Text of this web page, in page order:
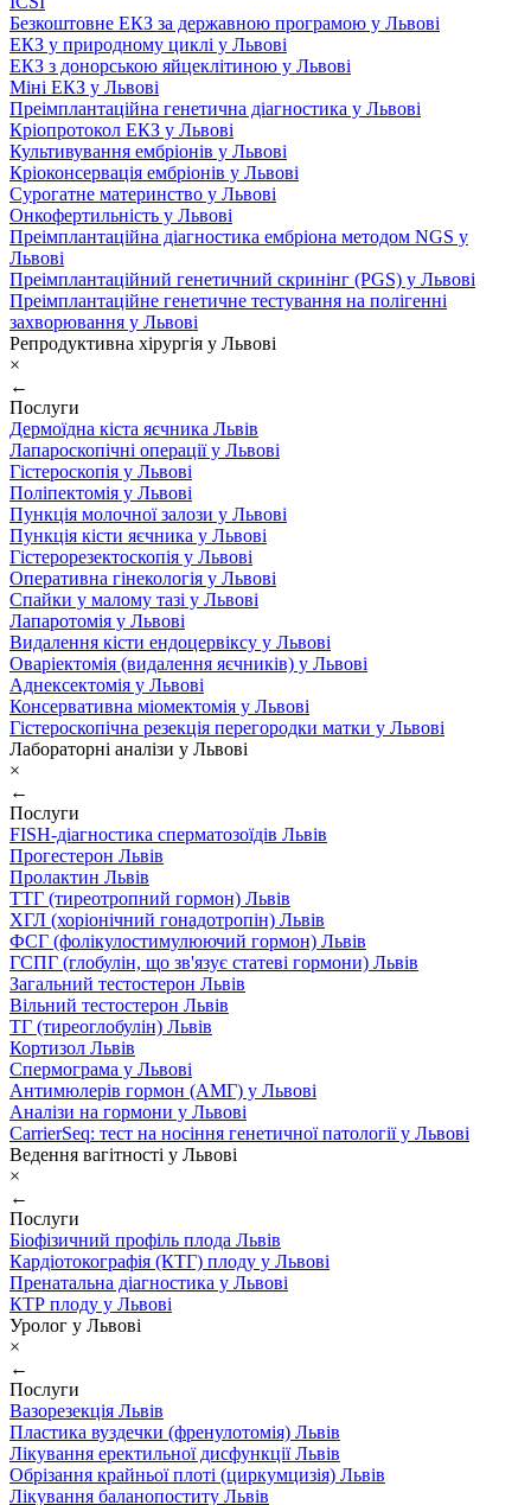
Безкоштовне ЕКЗ за державною програмою у Львові
ЕКЗ у природному циклі у Львові
ЕКЗ з донорською яйцеклітиною у Львові
Міні ЕКЗ у Львові
Преімплантаційна генетична діагностика у Львові
Кріопротокол ЕКЗ у Львові
Культивування ембріонів у Львові
Кріоконсервація ембріонів у Львові
Сурогатне материнство у Львові
Онкофертильність у Львові
Преімплантаційна діагностика ембріона методом NGS у
Львові
Преімплантаційний генетичний скринінг (PGS) у Львові
Преімплантаційне генетичне тестування на полігенні
захворювання у Львові
Репродуктивна хірургія у Львові
×
←
Послуги
Дермоїдна кіста яєчника Львів
Лапароскопічні операції у Львові
Гістероскопія у Львові
Поліпектомія у Львові
Пункція молочної залози у Львові
Пункція кісти яєчника у Львові
Гістерорезектоскопія у Львові
Оперативна гінекологія у Львові
Спайки у малому тазі у Львові
Лапаротомія у Львові
Видалення кісти ендоцервіксу у Львові
Оваріектомія (видалення яєчників) у Львові
Аднексектомія у Львові
Консервативна міомектомія у Львові
Гістероскопічна резекція перегородки матки у Львові
Лабораторні аналізи у Львові
×
←
Послуги
FISH-діагностика сперматозоїдів Львів
Прогестерон Львів
Пролактин Львів
ТТГ (тиреотропний гормон) Львів
ХГЛ (хоріонічний гонадотропін) Львів
ФСГ (фолікулостимулюючий гормон) Львів
ГСПГ (глобулін, що зв'язує статеві гормони) Львів
Загальний тестостерон Львів
Вільний тестостерон Львів
ТГ (тиреоглобулін) Львів
Кортизол Львів
Спермограма у Львові
Антимюлерів гормон (АМГ) у Львові
Аналізи на гормони у Львові
CarrierSeq: тест на носіння генетичної патології у Львові
Ведення вагітності у Львові
×
←
Послуги
Біофізичний профіль плода Львів
Кардіотокографія (КТГ) плоду у Львові
Пренатальна діагностика у Львові
КТР плоду у Львові
Уролог у Львові
×
←
Послуги
Вазорезекція Львів
Пластика вуздечки (френулотомія) Львів
Лікування еректильної дисфункції Львів
Обрізання крайньої плоті (циркумцизія) Львів
Лікування баланопоститу Львів